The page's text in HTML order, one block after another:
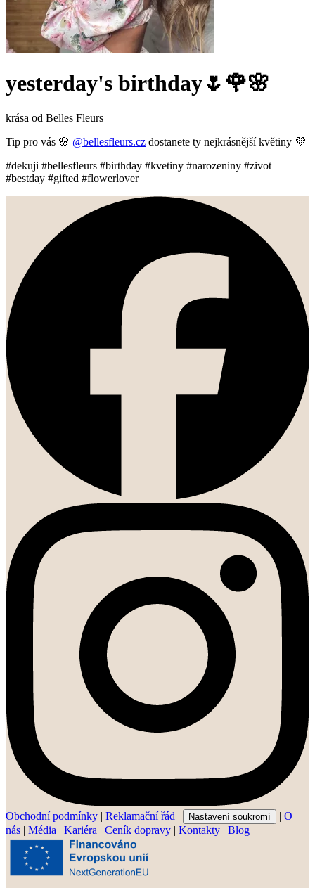
yesterday's birthday🌷🌹🌸
krása od Belles Fleurs
Tip pro vás 🌸 @bellesfleurs.cz dostanete ty nejkrásnější květiny 💜
#dekuji #bellesfleurs #birthday #kvetiny #narozeniny #zivot
#bestday #gifted #flowerlover
Obchodní podmínky | Reklamační řád | Nastavení soukromí | O
nás | Média | Kariéra | Ceník dopravy | Kontakty | Blog